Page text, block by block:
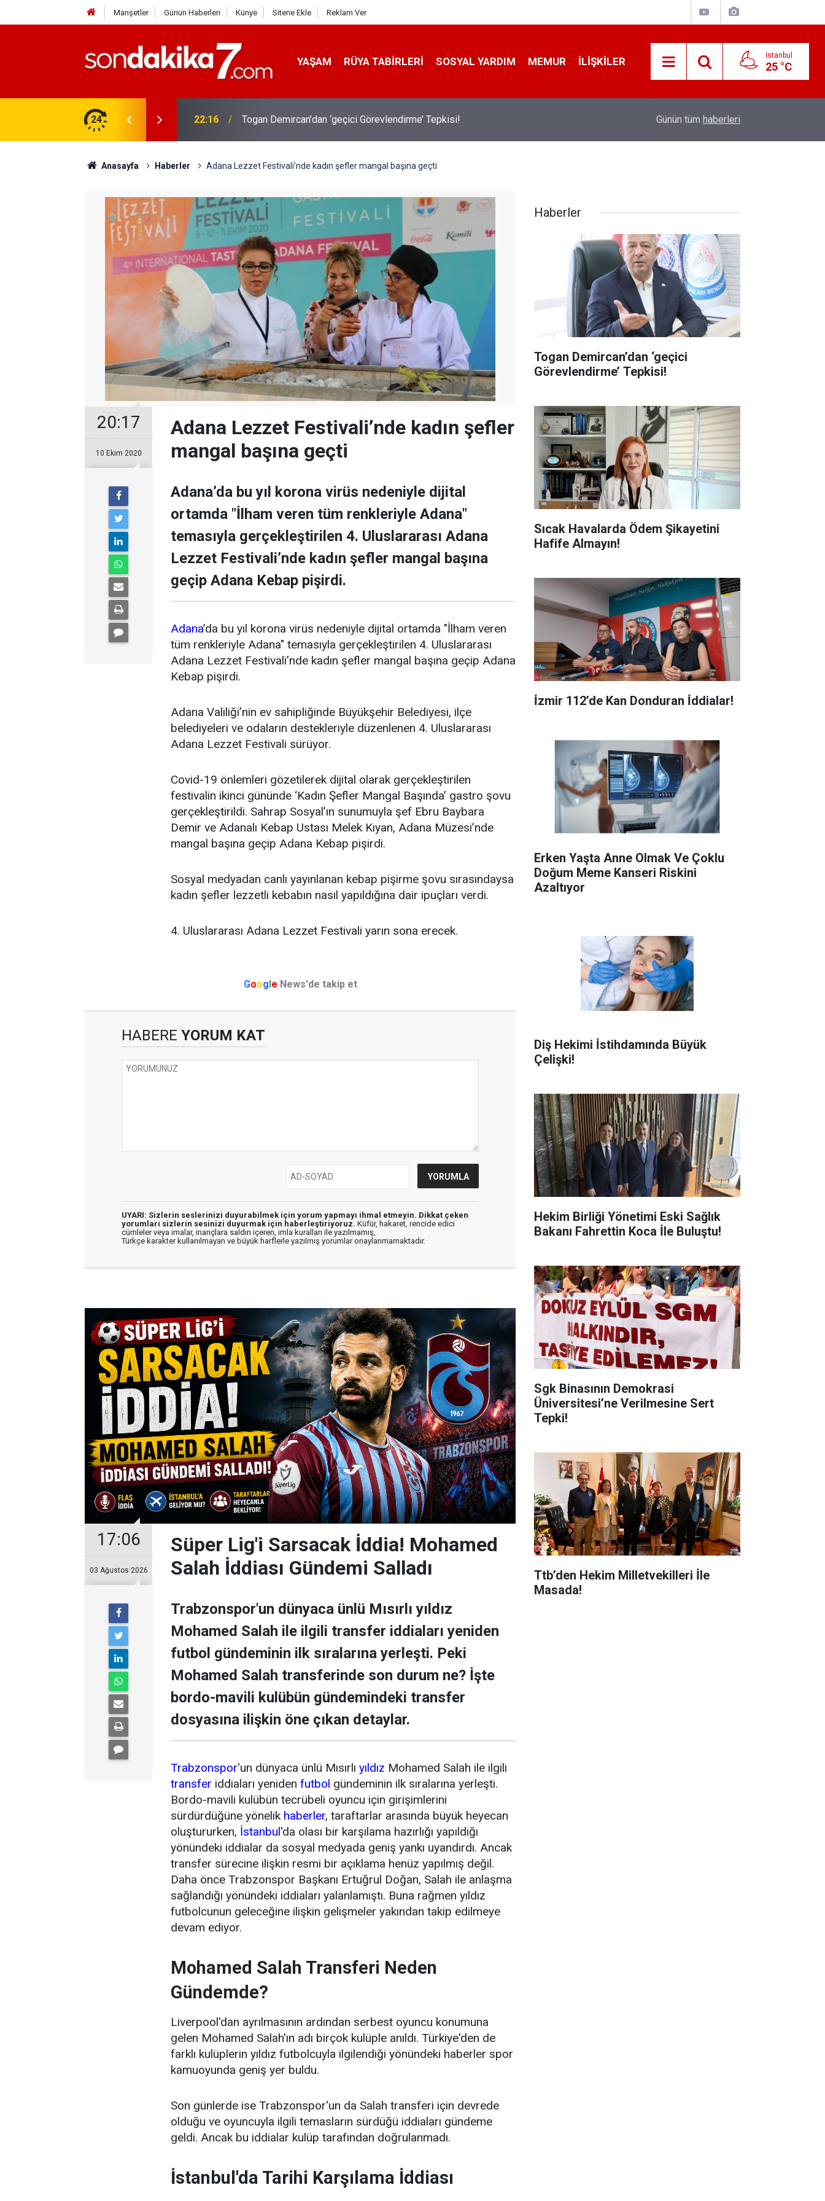
Manşetler Günün Haberleri Künye Sitene Ekle Reklam Ver
YAŞAM RÜYA TABIRLERI SOSYAL YARDIM MEMUR İLIŞKILER İstanbul
25 °C
24 22:16 Togan Demircan’dan ‘geçici Görevlendirme’ Tepkisi! Sıcak Havalarda Ödem Şikayetini Hafife
Günün tüm haberleri
Anasayfa Haberler Adana Lezzet Festivali’nde kadın şefler mangal başına geçti
20:17
10 Ekim 2020
Adana Lezzet Festivali’nde kadın şefler
mangal başına geçti
Adana’da bu yıl korona virüs nedeniyle dijital
ortamda "İlham veren tüm renkleriyle Adana"
temasıyla gerçekleştirilen 4. Uluslararası Adana
Lezzet Festivali’nde kadın şefler mangal başına
geçip Adana Kebap pişirdi.
Adana’da bu yıl korona virüs nedeniyle dijital ortamda "İlham veren
tüm renkleriyle Adana" temasıyla gerçekleştirilen 4. Uluslararası
Adana Lezzet Festivali’nde kadın şefler mangal başına geçip Adana
Kebap pişirdi.
Adana Valiliği’nin ev sahipliğinde Büyükşehir Belediyesi, ilçe
belediyeleri ve odaların destekleriyle düzenlenen 4. Uluslararası
Adana Lezzet Festivali sürüyor.
Covid-19 önlemleri gözetilerek dijital olarak gerçekleştirilen
festivalin ikinci gününde ‘Kadın Şefler Mangal Başında’ gastro şovu
gerçekleştirildi. Sahrap Sosyal’ın sunumuyla şef Ebru Baybara
Demir ve Adanalı Kebap Ustası Melek Kıyan, Adana Müzesi’nde
mangal başına geçip Adana Kebap pişirdi.
Sosyal medyadan canlı yayınlanan kebap pişirme şovu sırasındaysa
kadın şefler lezzetli kebabın nasıl yapıldığına dair ipuçları verdi.
4. Uluslararası Adana Lezzet Festivali yarın sona erecek.
Google News'de takip et
HABERE YORUM KAT
UYARI: Sizlerin seslerinizi duyurabilmek için yorum yapmayı ihmal etmeyin. Dikkat çeken
yorumları sizlerin sesinizi duyurmak için haberleştiriyoruz. Küfür, hakaret, rencide edici
cümleler veya imalar, inançlara saldırı içeren, imla kuralları ile yazılmamış,
Türkçe karakter kullanılmayan ve büyük harflerle yazılmış yorumlar onaylanmamaktadır.
17:06
03 Ağustos 2026
Süper Lig'i Sarsacak İddia! Mohamed
Salah İddiası Gündemi Salladı
Trabzonspor'un dünyaca ünlü Mısırlı yıldız
Mohamed Salah ile ilgili transfer iddiaları yeniden
futbol gündeminin ilk sıralarına yerleşti. Peki
Mohamed Salah transferinde son durum ne? İşte
bordo-mavili kulübün gündemindeki transfer
dosyasına ilişkin öne çıkan detaylar.
Trabzonspor'un dünyaca ünlü Mısırlı yıldız Mohamed Salah ile ilgili
transfer iddiaları yeniden futbol gündeminin ilk sıralarına yerleşti.
Bordo-mavili kulübün tecrübeli oyuncu için girişimlerini
sürdürdüğüne yönelik haberler, taraftarlar arasında büyük heyecan
oluştururken, İstanbul'da olası bir karşılama hazırlığı yapıldığı
yönündeki iddialar da sosyal medyada geniş yankı uyandırdı. Ancak
transfer sürecine ilişkin resmi bir açıklama henüz yapılmış değil.
Daha önce Trabzonspor Başkanı Ertuğrul Doğan, Salah ile anlaşma
sağlandığı yönündeki iddiaları yalanlamıştı. Buna rağmen yıldız
futbolcunun geleceğine ilişkin gelişmeler yakından takip edilmeye
devam ediyor.
Mohamed Salah Transferi Neden
Gündemde?
Liverpool'dan ayrılmasının ardından serbest oyuncu konumuna
gelen Mohamed Salah'ın adı birçok kulüple anıldı. Türkiye'den de
farklı kulüplerin yıldız futbolcuyla ilgilendiği yönündeki haberler spor
kamuoyunda geniş yer buldu.
Son günlerde ise Trabzonspor'un da Salah transferi için devrede
olduğu ve oyuncuyla ilgili temasların sürdüğü iddiaları gündeme
geldi. Ancak bu iddialar kulüp tarafından doğrulanmadı.
İstanbul'da Tarihi Karşılama İddiası
Haberler
Togan Demircan’dan ‘geçici
Görevlendirme’ Tepkisi!
Sıcak Havalarda Ödem Şikayetini
Hafife Almayın!
İ̇zmir 112’de Kan Donduran İ̇ddialar!
Erken Yaşta Anne Olmak Ve Çoklu
Doğum Meme Kanseri Riskini
Azaltıyor
Diş Hekimi İ̇stihdamında Büyük
Çelişki!
Hekim Birliği Yönetimi Eski Sağlık
Bakanı Fahrettin Koca İle Buluştu!
Sgk Binasının Demokrasi
Üniversitesi’ne Verilmesine Sert
Tepki!
Ttb’den Hekim Milletvekilleri İle
Masada!